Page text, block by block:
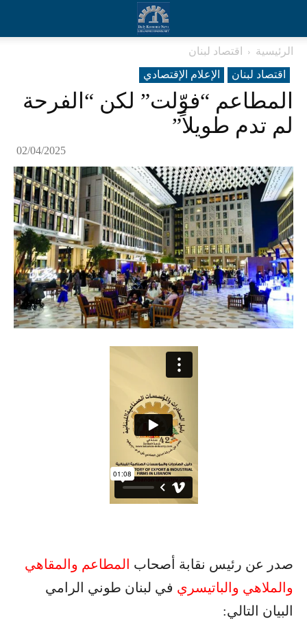
الرئيسية
اقتصاد لبنان
اقتصاد لبنان
الإعلام الإقتصادي
المطاعم “فوّلت” لكن “الفرحة
لم تدم طويلاً”
02/04/2025
صدر عن رئيس نقابة أصحاب المطاعم والمقاهي
والملاهي والباتيسري في لبنان طوني الرامي
البيان التالي: